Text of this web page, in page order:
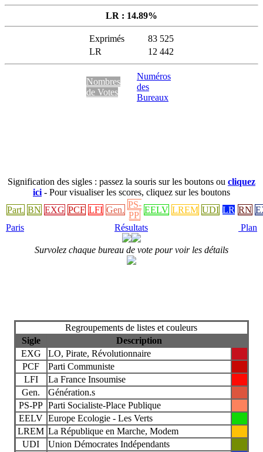
LR : 14.89%
Exprimés
83 525
LR
12 442
Nombres
de Votes
Numéros
des
Bureaux
Signification des sigles : passez la souris sur les boutons ou cliquez
ici - Pour visualiser les scores, cliquez sur les boutons
Part. BN EXG PCF LFI Gen.
PS-
PP
EELV LREM UDI LR RN
Paris
Résultats Plan
Survolez chaque bureau de vote pour voir les détails
Regroupements de listes et couleurs
Sigle
Description
EXG
LO, Pirate, Révolutionnaire
PCF
Parti Communiste
LFI
La France Insoumise
Gen.
Génération.s
PS-PP Parti Socialiste-Place Publique
EELV Europe Ecologie - Les Verts
LREM La République en Marche, Modem
UDI
Union Démocrates Indépendants